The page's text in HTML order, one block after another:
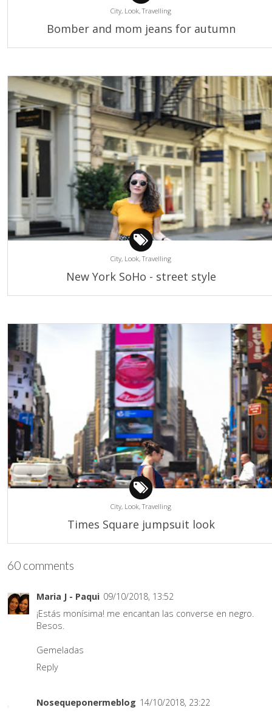
City, Look,Travelling
Bomber and mom jeans for autumn
City, Look,Travelling
New York SoHo - street style
City, Look,Travelling
Times Square jumpsuit look
60 comments
Maria J - Paqui 09/10/2018, 13:52
¡Estás monísima! me encantan las converse en negro.
Besos.
Gemeladas
Reply
Nosequeponermeblog 14/10/2018, 23:22